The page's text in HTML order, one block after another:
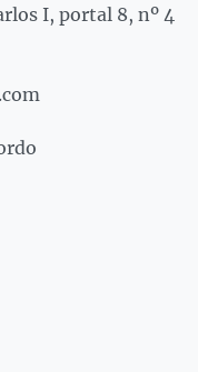
I, portal 8, nº 4